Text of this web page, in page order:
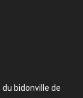
bidonville de